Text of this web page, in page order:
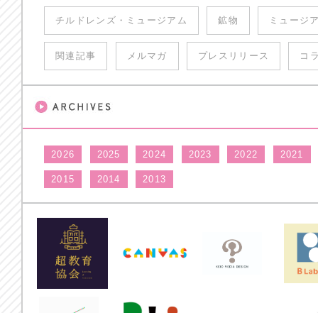
チルドレンズ・ミュージアム 鉱物 ミュージ
関連記事 メルマガ プレスリリース コ
2026 2025 2024 2023 2022 2021
2015 2014 2013